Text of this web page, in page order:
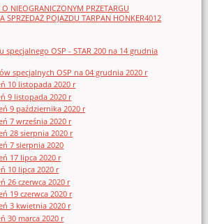
NIEOGRANICZONYM PRZETARGU
SPRZEDAŻ POJAZDU TARPAN HONKER4012
specjalnego OSP - STAR 200 na 14 grudnia
specjalnych OSP na 04 grudnia 2020 r
10 listopada 2020 r
9 listopada 2020 r
9 października 2020 r
7 września 2020 r
28 sierpnia 2020 r
7 sierpnia 2020
17 lipca 2020 r
10 lipca 2020 r
26 czerwca 2020 r
19 czerwca 2020 r
3 kwietnia 2020 r
30 marca 2020 r